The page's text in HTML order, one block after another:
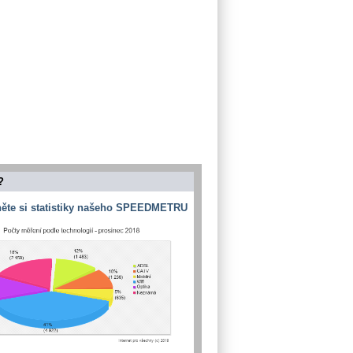
si statistiky našeho SPEEDMETRU